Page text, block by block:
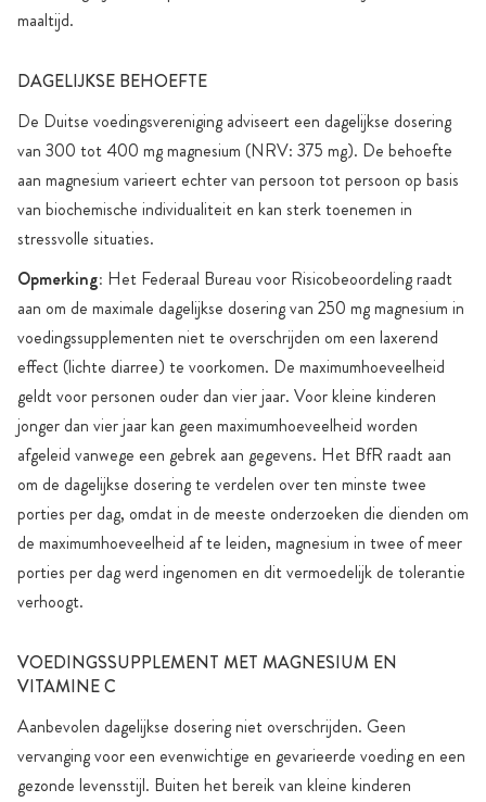
maaltijd.
DAGELIJKSE BEHOEFTE
De Duitse voedingsvereniging adviseert een dagelijkse dosering
van 300 tot 400 mg magnesium (NRV: 375 mg). De behoefte
aan magnesium varieert echter van persoon tot persoon op basis
van biochemische individualiteit en kan sterk toenemen in
stressvolle situaties.
Opmerking: Het Federaal Bureau voor Risicobeoordeling raadt
aan om de maximale dagelijkse dosering van 250 mg magnesium in
voedingssupplementen niet te overschrijden om een laxerend
effect (lichte diarree) te voorkomen. De maximumhoeveelheid
geldt voor personen ouder dan vier jaar. Voor kleine kinderen
jonger dan vier jaar kan geen maximumhoeveelheid worden
afgeleid vanwege een gebrek aan gegevens. Het BfR raadt aan
om de dagelijkse dosering te verdelen over ten minste twee
porties per dag, omdat in de meeste onderzoeken die dienden om
de maximumhoeveelheid af te leiden, magnesium in twee of meer
porties per dag werd ingenomen en dit vermoedelijk de tolerantie
verhoogt.
VOEDINGSSUPPLEMENT MET MAGNESIUM EN
VITAMINE C
Aanbevolen dagelijkse dosering niet overschrijden. Geen
vervanging voor een evenwichtige en gevarieerde voeding en een
gezonde levensstijl. Buiten het bereik van kleine kinderen